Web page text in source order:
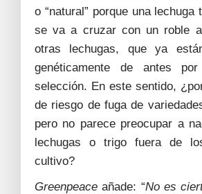
o “natural” porque una lechuga
se va a cruzar con un roble
otras lechugas, que ya
genéticamente de antes
selección. En este sentido,
de riesgo de fuga de
pero no parece preocupar a
lechugas o trigo fuera de
cultivo?
Greenpeace añade: “No es